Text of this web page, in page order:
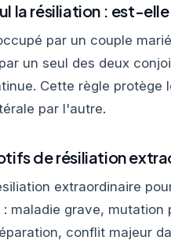
la résiliation : est-
par un couple
un seul des deux
Cette règle
par l'autre.
de résiliation
extraordinaire
maladie grave, mutation
conflit majeur